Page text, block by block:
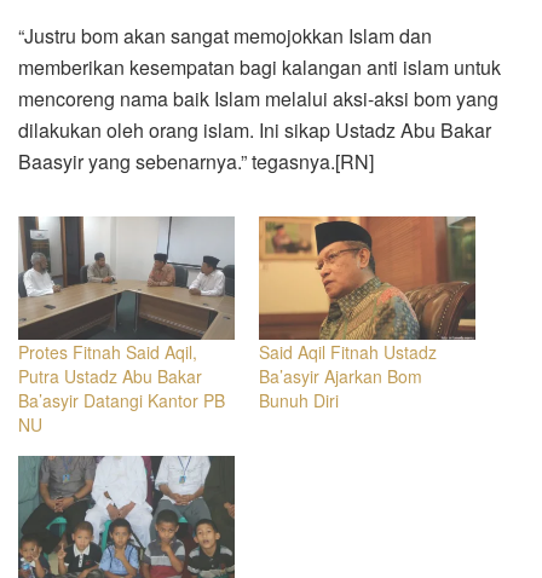
“Justru bom akan sangat memojokkan Islam dan
memberikan kesempatan bagi kalangan anti islam untuk
mencoreng nama baik Islam melalui aksi-aksi bom yang
dilakukan oleh orang islam. Ini sikap Ustadz Abu Bakar
Baasyir yang sebenarnya.” tegasnya.[RN]
Protes Fitnah Said Aqil,
Putra Ustadz Abu Bakar
Ba’asyir Datangi Kantor PB
NU
Said Aqil Fitnah Ustadz
Ba’asyir Ajarkan Bom
Bunuh Diri